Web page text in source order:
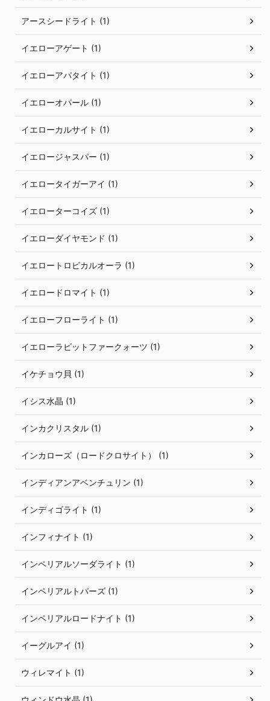
アースシードライト (1)
イエローアゲート (1)
イエローアパタイト (1)
イエローオパール (1)
イエローカルサイト (1)
イエロージャスパー (1)
イエロータイガーアイ (1)
イエローターコイズ (1)
イエローダイヤモンド (1)
イエロートロピカルオーラ (1)
イエロードロマイト (1)
イエローフローライト (1)
イエローラビットファークォーツ (1)
イケチョウ貝 (1)
イシス水晶 (1)
インカクリスタル (1)
インカローズ（ロードクロサイト） (1)
インディアンアベンチュリン (1)
インディゴライト (1)
インフィナイト (1)
インペリアルソーダライト (1)
インペリアルトパーズ (1)
インペリアルロードナイト (1)
イーグルアイ (1)
ウィレマイト (1)